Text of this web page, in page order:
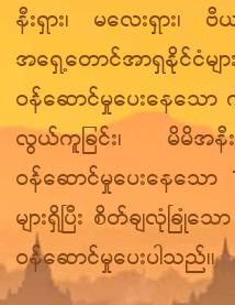
နီးရှား၊ မလေးရှား
အရှေ့တောင်အာရှနိုင်ငံမ
ဝန်ဆောင်မှုပေးနေသော
လွယ်ကူခြင်း၊ မိမိအနီ
ဝန်ဆောင်မှုပေးနေသေ
များရှိပြီး စိတ်ချလုံခြုံ
ဝန်ဆောင်မှုပေးပါသည်။